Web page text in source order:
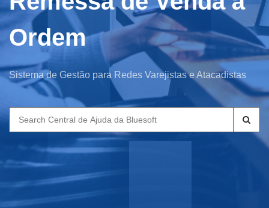
Ordem
Sistema de Gestão para Redes Varejistas e Atacadistas
Search
for: